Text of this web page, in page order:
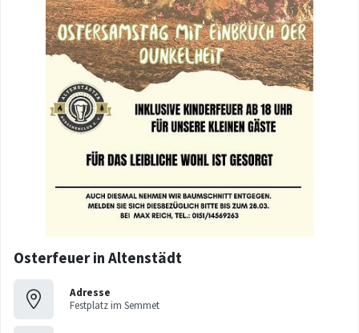
Osterfeuer in Altenstädt
Adresse
Festplatz im Semmet